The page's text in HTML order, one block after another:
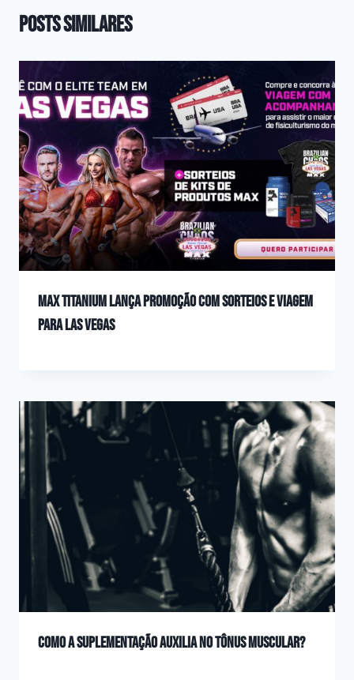
Posts Similares
Max Titanium Lança Promoção com Sorteios e Viagem
para Las Vegas
Como a suplementação auxilia no tônus muscular?